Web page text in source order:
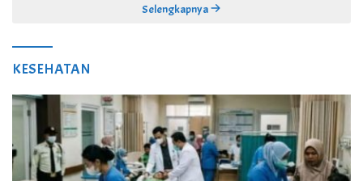
Selengkapnya
KESEHATAN